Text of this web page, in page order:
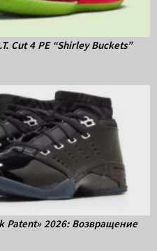
Cut 4 PE “Shirley Buckets”
Patent» 2026: Возвращение